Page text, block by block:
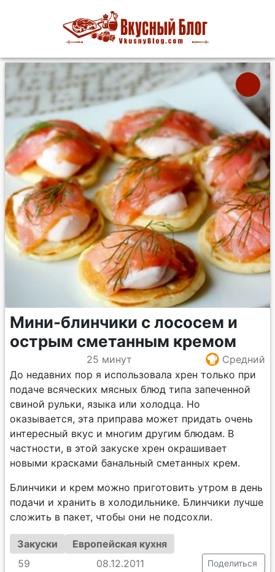
Мини-блинчики с лососем и
острым сметанным кремом
25 минут
Средний
До недавних пор я использовала хрен только при
подаче всяческих мясных блюд типа запеченной
свиной рульки, языка или холодца. Но
оказывается, эта приправа может придать очень
интересный вкус и многим другим блюдам. В
частности, в этой закуске хрен окрашивает
новыми красками банальный сметанных крем.
Блинчики и крем можно приготовить утром в день
подачи и хранить в холодильнике. Блинчики лучше
сложить в пакет, чтобы они не подсохли.
Закуски
Европейская кухня
59
08.12.2011 Поделиться